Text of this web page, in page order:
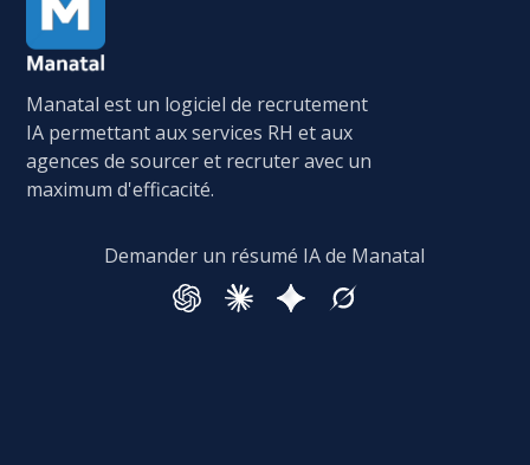
Manatal est un logiciel de recrutement
IA permettant aux services RH et aux
agences de sourcer et recruter avec un
maximum d'efficacité.
Demander un résumé IA de Manatal